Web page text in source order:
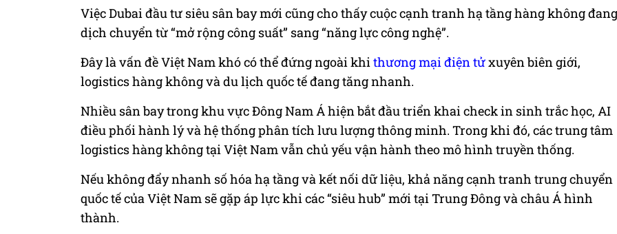
Việc Dubai đầu tư siêu sân bay mới cũng cho thấy cuộc cạnh tranh hạ tầng hàng không đang
dịch chuyển từ “mở rộng công suất” sang “năng lực công nghệ”.
Đây là vấn đề Việt Nam khó có thể đứng ngoài khithương mại điện tửxuyên biên giới,
logistics hàng không và du lịch quốc tế đang tăng nhanh.
Nhiều sân bay trong khu vực Đông Nam Á hiện bắt đầu triển khai check in sinh trắc học, AI
điều phối hành lý và hệ thống phân tích lưu lượng thông minh. Trong khi đó, các trung tâm
logistics hàng không tại Việt Nam vẫn chủ yếu vận hành theo mô hình truyền thống.
Nếu không đẩy nhanh số hóa hạ tầng và kết nối dữ liệu, khả năng cạnh tranh trung chuyển
quốc tế của Việt Nam sẽ gặp áp lực khi các “siêu hub” mới tại Trung Đông và châu Á hình
thành.